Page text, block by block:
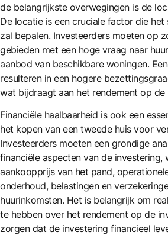
de belangrijkste overwegingen is de
De locatie is een cruciale factor die het
zal bepalen. Investeerders moeten op
gebieden met een hoge vraag naar
aanbod van beschikbare woningen.
resulteren in een hogere
wat bijdraagt ​​aan het rendement op de
Financiële haalbaarheid is ook een
het kopen van een tweede huis voor
Investeerders moeten een grondige
financiële aspecten van de investering,
aankoopprijs van het pand,
onderhoud, belastingen en
huurinkomsten. Het is belangrijk om
te hebben over het rendement op de
zorgen dat de investering financieel